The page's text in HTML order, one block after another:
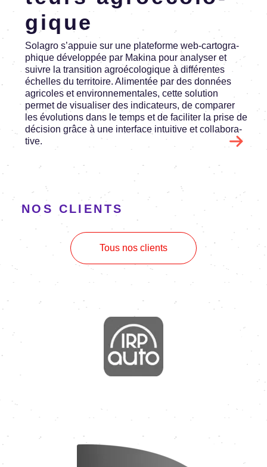
gique
Sola­gro s’ap­puie sur une plate­forme web-carto­gra­
phique déve­lop­pée par Makina pour analy­ser et
suivre la tran­si­tion agroé­co­lo­gique à diffé­rentes
échelles du terri­toire. Alimen­tée par des données
agri­coles et envi­ron­ne­men­tales, cette solu­tion
permet de visua­li­ser des indi­ca­teurs, de compa­rer
les évolu­tions dans le temps et de faci­li­ter la prise de
déci­sion grâce à une inter­face intui­tive et colla­bo­ra­
tive.
NOS CLIENTS
Tous nos clients
Image